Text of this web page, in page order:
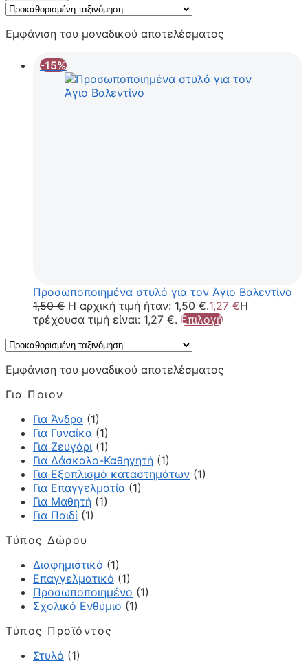
Εμφάνιση του μοναδικού αποτελέσματος
-15%
Προσωποποιημένα στυλό για τον Άγιο Βαλεντίνο
1,50€ Η αρχική τιμή ήταν: 1,50 €.1,27 €Η
τρέχουσα τιμή είναι: 1,27 €. Επιλογή
Εμφάνιση του μοναδικού αποτελέσματος
Για Ποιον
Για Άνδρα (1)
Για Γυναίκα (1)
Για Ζευγάρι (1)
Για Δάσκαλο-Καθηγητή (1)
Για Εξοπλισμό καταστημάτων (1)
Για Επαγγελματία (1)
Για Μαθητή (1)
Για Παιδί (1)
Τύπος Δώρου
Διαφημιστικό (1)
Επαγγελματικό (1)
Προσωποποιημένο (1)
Σχολικό Ενθύμιο (1)
Τύπος Προϊόντος
Στυλό (1)